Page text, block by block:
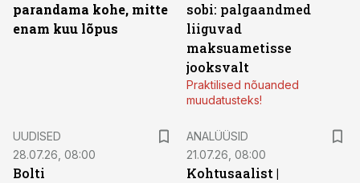
parandama kohe, mitte
enam kuu lõpus
sobi: palgaandmed
liiguvad
maksuametisse
jooksvalt
Praktilised nõuanded
muudatusteks!
UUDISED
28.07.26, 08:00
Bolti
ANALÜÜSID
21.07.26, 08:00
Kohtusaalist |